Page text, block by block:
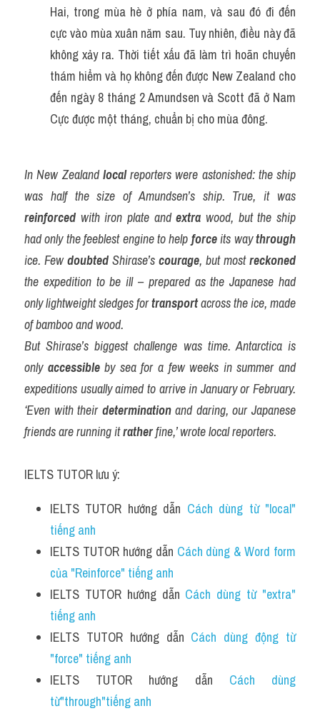
Hai, trong mùa hè ở phía nam, và sau đó đi đến
cực vào mùa xuân năm sau. Tuy nhiên, điều này đã
không xảy ra. Thời tiết xấu đã làm trì hoãn chuyến
thám hiểm và họ không đến được New Zealand cho
đến ngày 8 tháng 2 Amundsen và Scott đã ở Nam
Cực được một tháng, chuẩn bị cho mùa đông.
In New Zealand local reporters were astonished: the ship
reinforced with iron plate and extra wood, but the ship
had only the feeblest engine to help force its way through
ice. Few doubted Shirase’s courage, but most reckoned
the expedition to be ill – prepared as the Japanese had
only lightweight sledges for transport across the ice, made
of bamboo and wood.
But Shirase’s biggest challenge was time. Antarctica is
only accessible by sea for a few weeks in summer and
expeditions usually aimed to arrive in January or February.
‘Even with their determination and daring, our Japanese
friends are running it rather fine,’ wrote local reporters.
IELTS TUTOR lưu ý:
IELTS TUTOR hướng dẫn Cách dùng từ "local"
tiếng anh
IELTS TUTOR hướng dẫn Cách dùng & Word form
của "Reinforce" tiếng anh
IELTS TUTOR hướng dẫn Cách dùng từ "extra"
tiếng anh
IELTS TUTOR hướng dẫn Cách dùng động từ
"force" tiếng anh
IELTS TUTOR hướng dẫn Cách dùng
từ"through"tiếng anh